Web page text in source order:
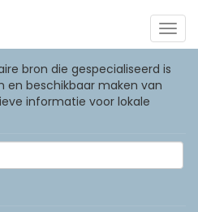
bron die gespecialiseerd is
en beschikbaar maken van
informatie voor lokale